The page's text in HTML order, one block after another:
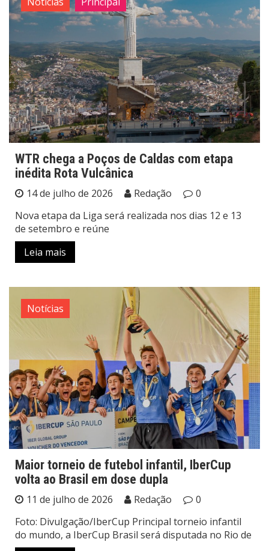
WTR chega a Poços de Caldas com etapa
inédita Rota Vulcânica
14 de julho de 2026 Redação
0
Nova etapa da Liga será realizada nos dias 12 e 13
de setembro e reúne
Leia mais
Notícias
Maior torneio de futebol infantil, IberCup
volta ao Brasil em dose dupla
11 de julho de 2026 Redação
0
Foto: Divulgação/IberCup Principal torneio infantil
do mundo, a IberCup Brasil será disputada no Rio de